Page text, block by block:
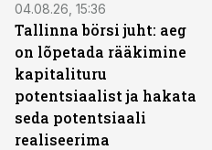
04.08.26, 15:36
Tallinna börsi juht: aeg
on lõpetada rääkimine
kapitalituru
potentsiaalist ja hakata
seda potentsiaali
realiseerima